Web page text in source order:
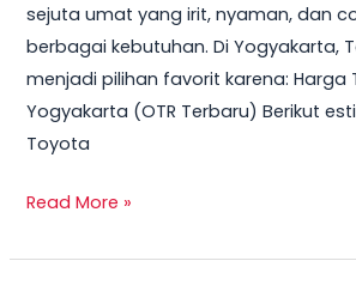
sejuta umat yang irit, nyaman, dan
berbagai kebutuhan. Di Yogyakarta,
menjadi pilihan favorit karena: Harga
Yogyakarta (OTR Terbaru) Berikut
Toyota
Read More »